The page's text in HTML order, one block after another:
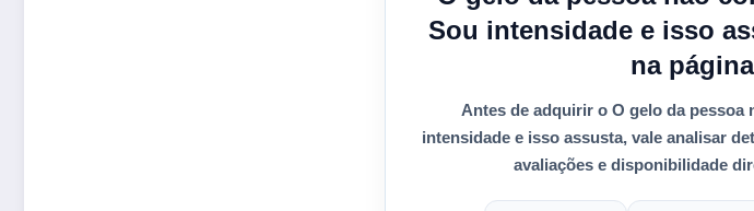
Sou intensidade e isso
na
Antes de adquirir o O gelo da pessoa
intensidade e isso assusta, vale analisar
avaliações e disponibilidade